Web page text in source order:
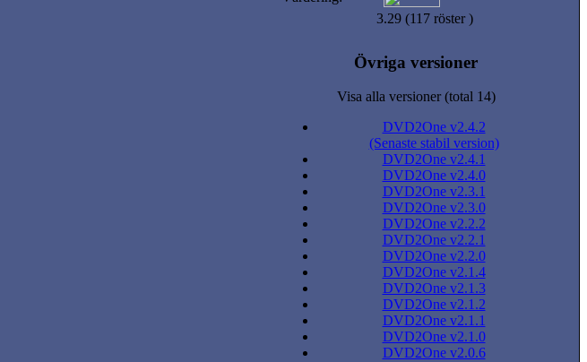
3.29 (117 röster )
Övriga versioner
Visa alla versioner (total 14)
DVD2One v2.4.2
(Senaste stabil version)
DVD2One v2.4.1
DVD2One v2.4.0
DVD2One v2.3.1
DVD2One v2.3.0
DVD2One v2.2.2
DVD2One v2.2.1
DVD2One v2.2.0
DVD2One v2.1.4
DVD2One v2.1.3
DVD2One v2.1.2
DVD2One v2.1.1
DVD2One v2.1.0
DVD2One v2.0.6